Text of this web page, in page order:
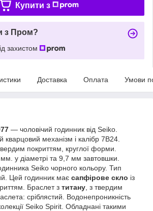
Купити з
з Пром?
захистом
Доставка Оплата Умови
— чоловічий годинник від Seiko.
механізм і калібр 7B24.
покриттям, круглої форми.
у діаметрі та 9,7 мм завтовшки.
Seiko чорного кольору. Тип
Цей годинник має сапфірове скло із
Браслет з титану , з твердим
сріблястий. Водонепроникність
Seiko Spirit. Обладнані такими